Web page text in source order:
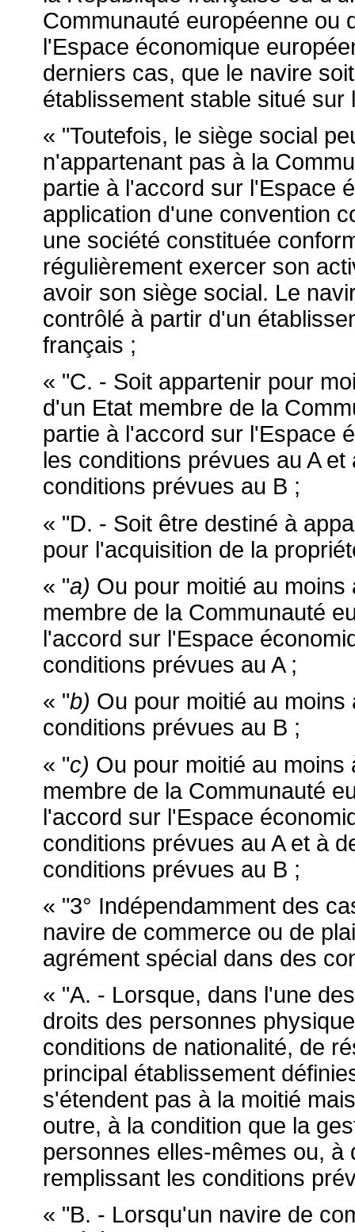
Communauté européenne ou
l'Espace économique
derniers cas, que le navire
établissement stable situé sur
« "Toutefois, le siège social
n'appartenant pas à la
partie à l'accord sur l'Espace
application d'une convention
une société constituée
régulièrement exercer son
avoir son siège social. Le
contrôlé à partir d'un
français ;
« "C. - Soit appartenir pour
d'un Etat membre de la
partie à l'accord sur l'Espace
les conditions prévues au A
conditions prévues au B ;
« "D. - Soit être destiné à
pour l'acquisition de la
« "a) Ou pour moitié au
membre de la Communauté
l'accord sur l'Espace
conditions prévues au A ;
« "b) Ou pour moitié au
conditions prévues au B ;
« "c) Ou pour moitié au
membre de la Communauté
l'accord sur l'Espace
conditions prévues au A et à
conditions prévues au B ;
« "3° Indépendamment des
navire de commerce ou de
agrément spécial dans des
« "A. - Lorsque, dans l'une
droits des personnes
conditions de nationalité, de
principal établissement
s'étendent pas à la moitié
outre, à la condition que la
personnes elles-mêmes ou,
remplissant les conditions
« "B. - Lorsqu'un navire de